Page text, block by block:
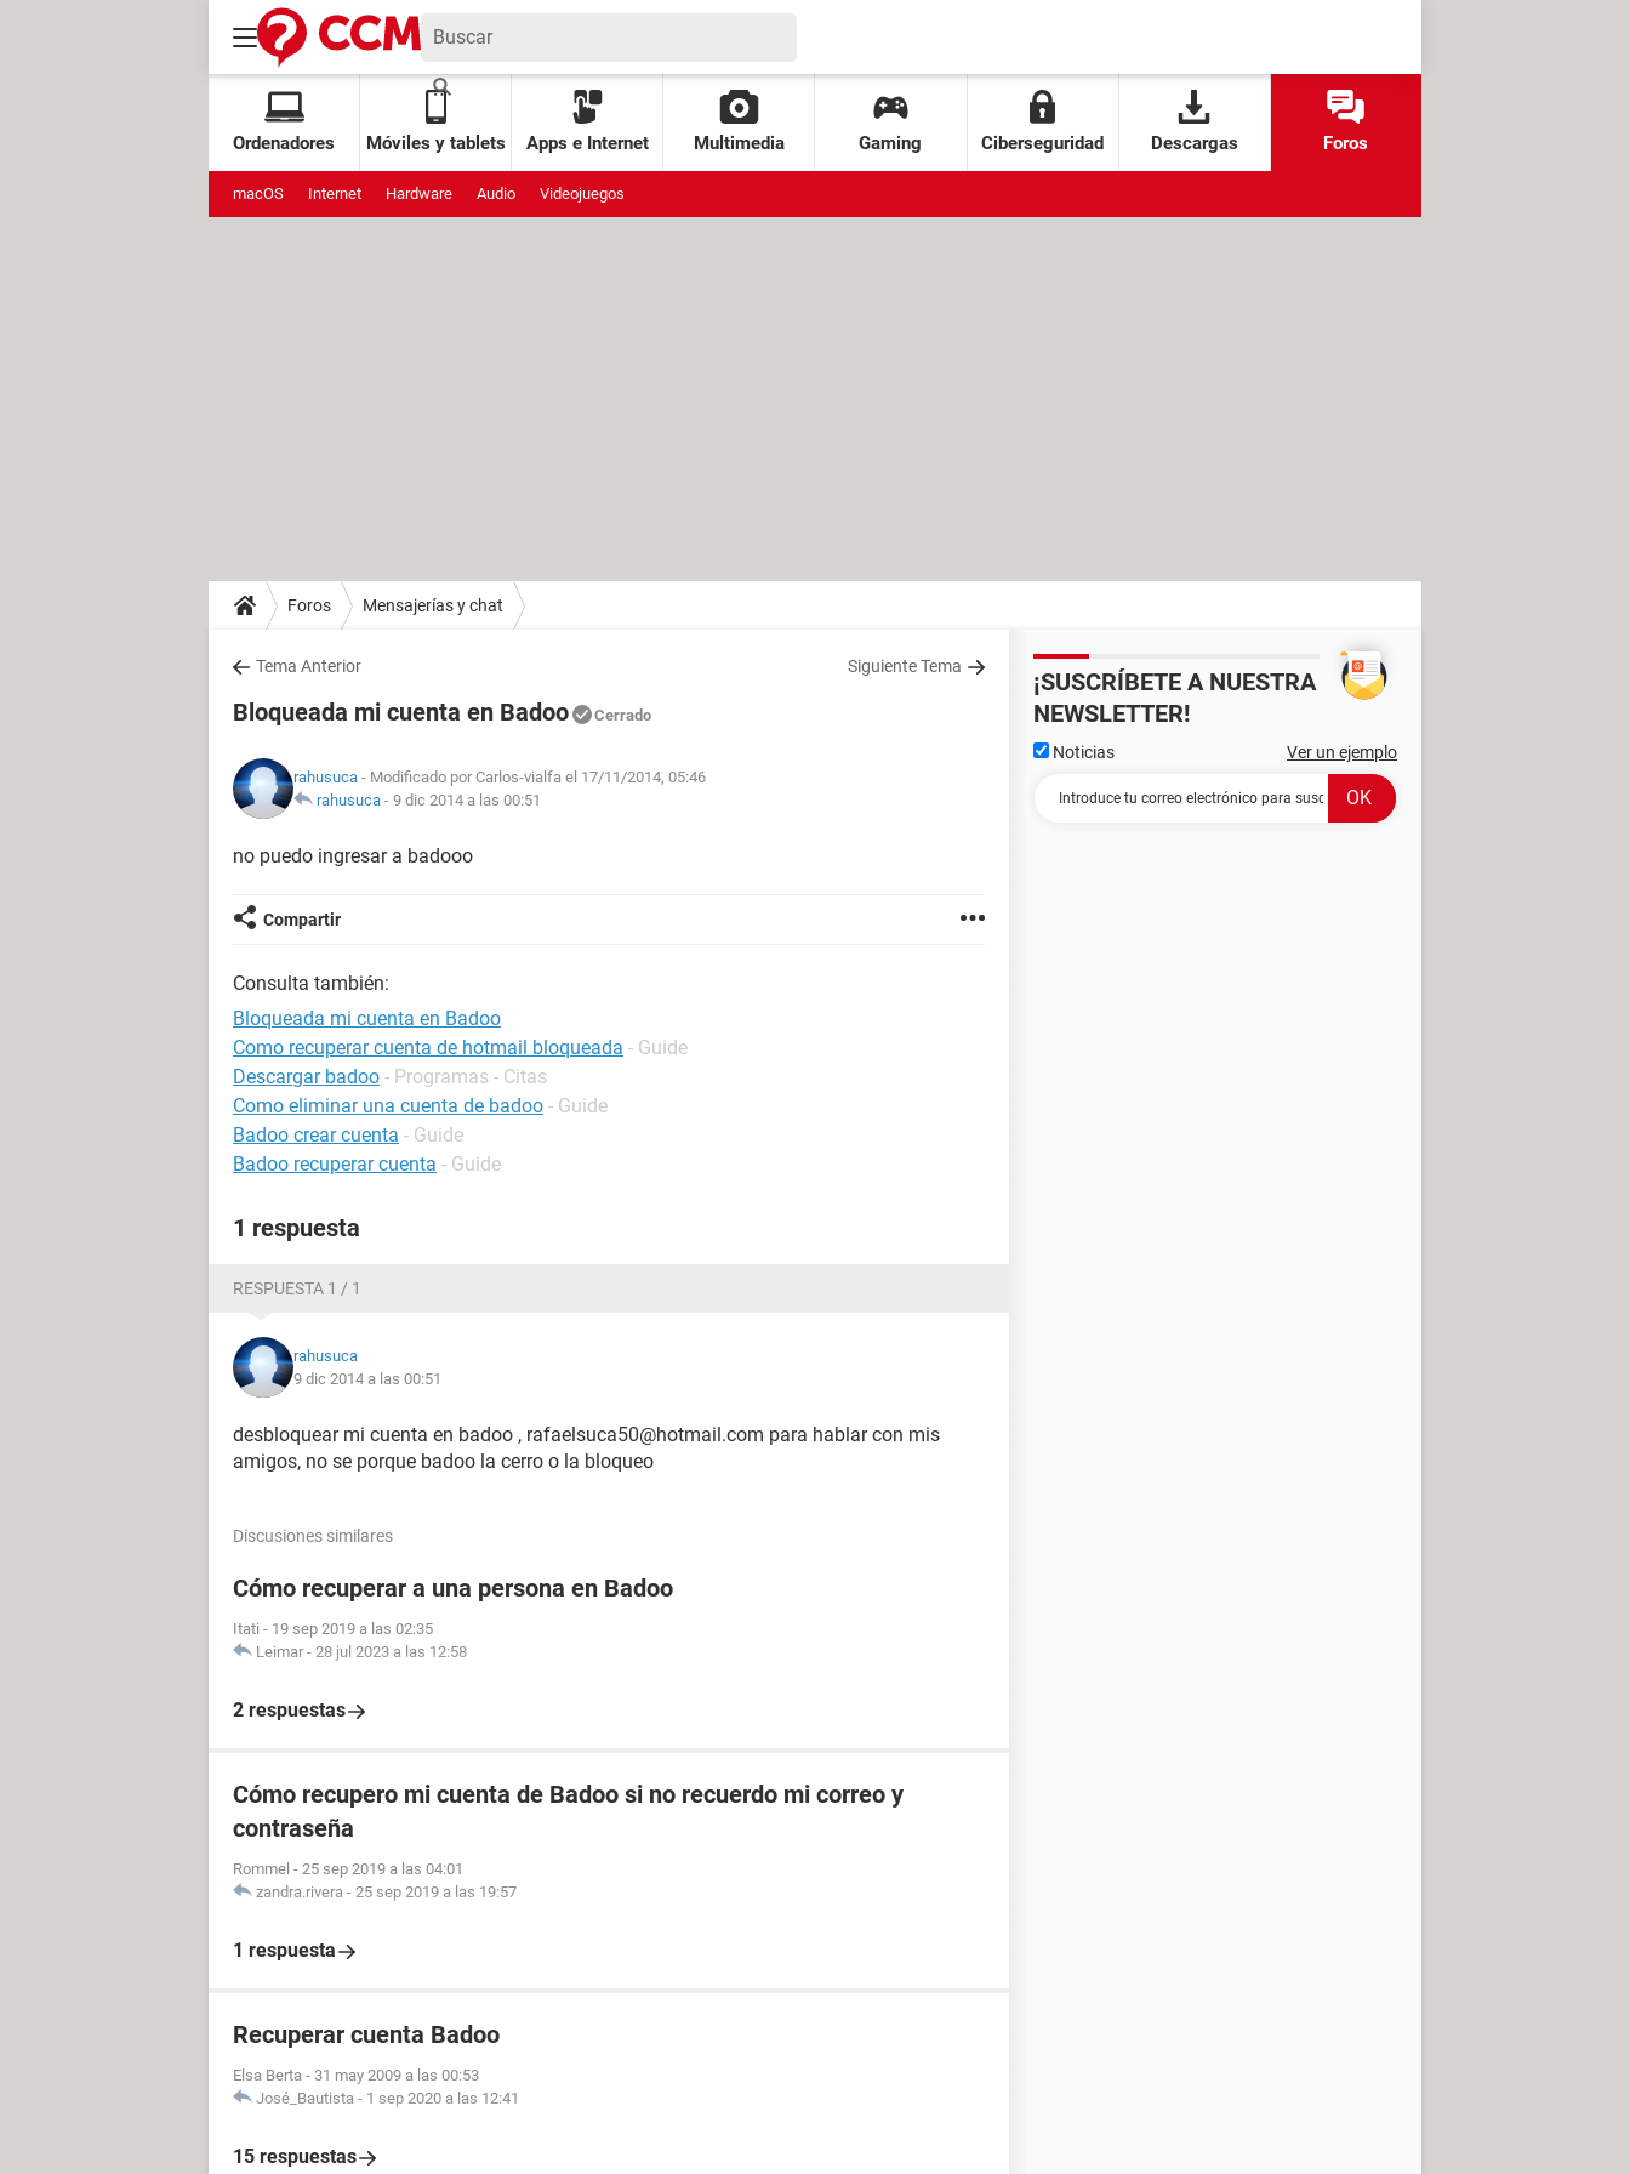
Ordenadores Móviles y tablets Apps e Internet Multimedia Gaming Ciberseguridad Descargas Foros
macOS Internet Hardware Audio Videojuegos
Foros Mensajerías y chat
Tema Anterior Siguiente Tema
Bloqueada mi cuenta en Badoo Cerrado
rahusuca - Modificado por Carlos-vialfa el 17/11/2014, 05:46
rahusuca - 9 dic 2014 a las 00:51
no puedo ingresar a badooo
Compartir
Consulta también:
Bloqueada mi cuenta en Badoo
Como recuperar cuenta de hotmail bloqueada - Guide
Descargar badoo - Programas - Citas
Como eliminar una cuenta de badoo - Guide
Badoo crear cuenta - Guide
Badoo recuperar cuenta - Guide
1 respuesta
RESPUESTA 1 / 1
rahusuca
9 dic 2014 a las 00:51
desbloquear mi cuenta en badoo , rafaelsuca50@hotmail.com para hablar con mis
amigos, no se porque badoo la cerro o la bloqueo
Discusiones similares
Cómo recuperar a una persona en Badoo
Itati - 19 sep 2019 a las 02:35
Leimar - 28 jul 2023 a las 12:58
2 respuestas
Cómo recupero mi cuenta de Badoo si no recuerdo mi correo y
contraseña
Rommel - 25 sep 2019 a las 04:01
zandra.rivera - 25 sep 2019 a las 19:57
1 respuesta
Recuperar cuenta Badoo
Elsa Berta - 31 may 2009 a las 00:53
José_Bautista - 1 sep 2020 a las 12:41
15 respuestas
¡SUSCRÍBETE A NUESTRA
NEWSLETTER!
Noticias Ver un ejemplo